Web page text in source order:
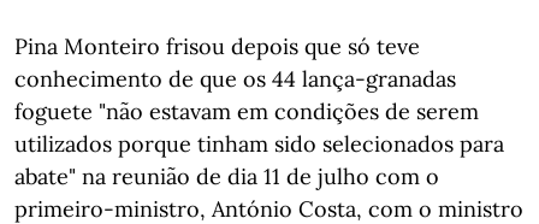
Pina Monteiro frisou depois que só teve
conhecimento de que os 44 lança-granadas
foguete "não estavam em condições de serem
utilizados porque tinham sido selecionados para
abate" na reunião de dia 11 de julho com o
primeiro-ministro, António Costa, com o ministro